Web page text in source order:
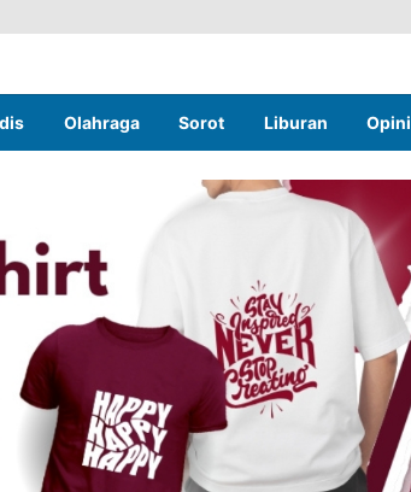
Olahraga Sorot Liburan Opini